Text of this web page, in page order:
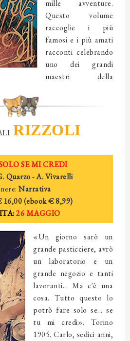
mille avventure.
Questo volume
raccoglie i più
famosi e i più amati
racconti celebrando
uno dei grandi
maestri della
RIZZOLI
SE MI CREDI
Quarzo - A. Vivarelli
Narrativa
16,00 (ebook € 8,99)
26 MAGGIO
«Un giorno sarò un
grande pasticciere, avrò
un laboratorio e un
grande negozio e tanti
lavoranti... Ma c'è una
cosa. Tutto questo lo
potrò fare solo se... se
tu mi credi». Torino
1905. Carlo, sedici anni,